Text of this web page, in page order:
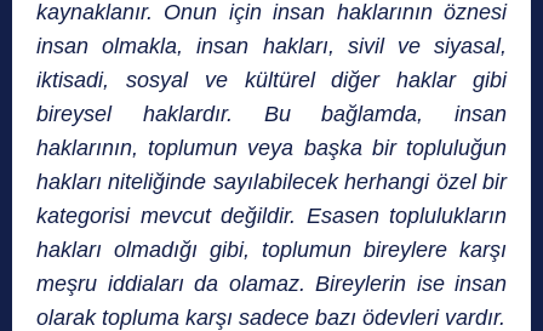
kaynaklanır. Onun için insan haklarının öznesi
insan olmakla, insan hakları, sivil ve siyasal,
iktisadi, sosyal ve kültürel diğer haklar gibi
bireysel haklardır. Bu bağlamda, insan
haklarının, toplumun veya başka bir topluluğun
hakları niteliğinde sayılabilecek herhangi özel bir
kategorisi mevcut değildir. Esasen toplulukların
hakları olmadığı gibi, toplumun bireylere karşı
meşru iddiaları da olamaz. Bireylerin ise insan
olarak topluma karşı sadece bazı ödevleri vardır.